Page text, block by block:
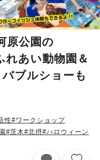
原公園の
れあい動物園＆
ブルショーも
性#ワークショップ
#茨木#北摂#ハロウィーン